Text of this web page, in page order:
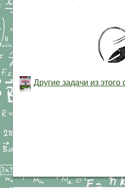
Другие задачи из